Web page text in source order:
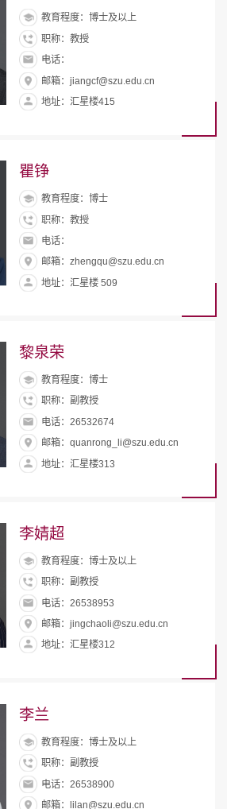
教育程度：博士及以上
职称：教授
电话：
邮箱：jiangcf@szu.edu.cn
地址：汇星楼415
瞿铮
教育程度：博士
职称：教授
电话：
邮箱：zhengqu@szu.edu.cn
地址：汇星楼 509
黎泉荣
教育程度：博士
职称：副教授
电话：26532674
邮箱：quanrong_li@szu.edu.cn
地址：汇星楼313
李婧超
教育程度：博士及以上
职称：副教授
电话：26538953
邮箱：jingchaoli@szu.edu.cn
地址：汇星楼312
李兰
教育程度：博士及以上
职称：副教授
电话：26538900
邮箱：lilan@szu.edu.cn